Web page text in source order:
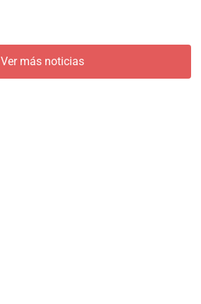
Ver más noticias